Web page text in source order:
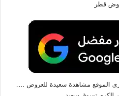
قطر
الموقع مشاهدة سعيدة للعروض ….